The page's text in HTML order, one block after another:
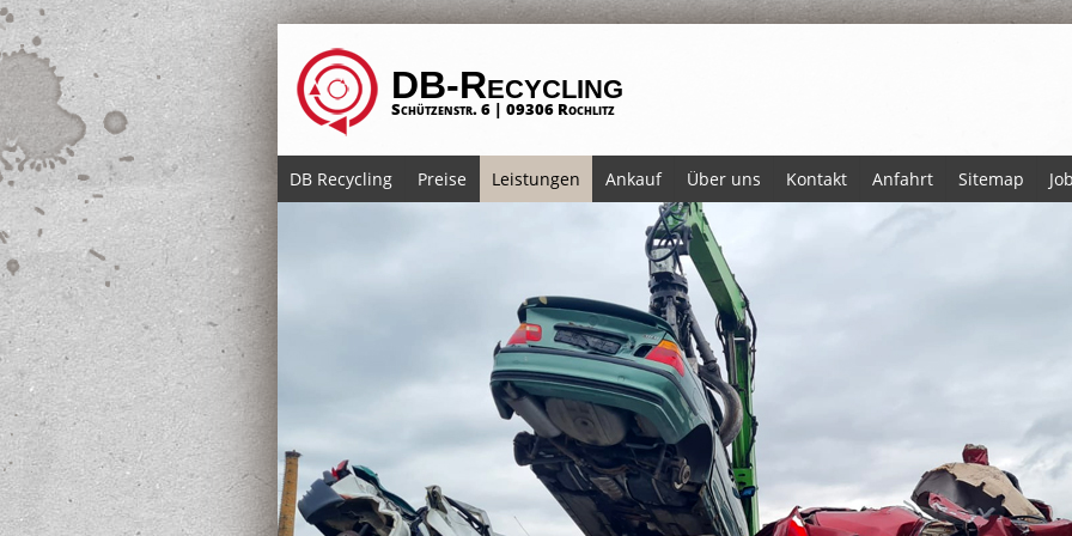
DB-Recycling
Schützenstr. 6 | 09306 Rochlitz
DB Recycling Preise Leistungen Ankauf Über uns Kontakt Anfahrt Sitemap